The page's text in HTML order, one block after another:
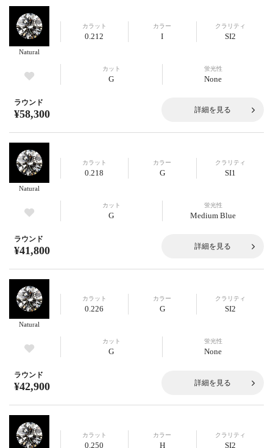
Natural
カラット
0.212
カラー
I
クラリティ
SI2
カット
G
蛍光性
None
ラウンド
¥58,300 詳細を見る
Natural
カラット
0.218
カラー
G
クラリティ
SI1
カット
G
蛍光性
Medium Blue
ラウンド
¥41,800 詳細を見る
Natural
カラット
0.226
カラー
G
クラリティ
SI2
カット
G
蛍光性
None
ラウンド
¥42,900 詳細を見る
カラット
0.250
カラー
H
クラリティ
SI2